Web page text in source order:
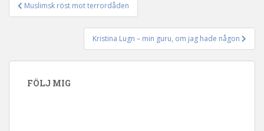
Inläggsnavigering
Muslimsk röst mot terrordåden
Kristina Lugn – min guru, om jag hade någon
FÖLJ MIG